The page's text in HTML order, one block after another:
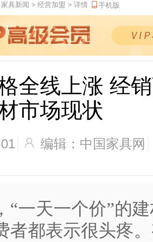
家具新闻 > 经营加盟 > 详情 手机版
全线上涨 经
市场现状
编辑：中国家具网
“一天一个价”的
者都表示很头疼